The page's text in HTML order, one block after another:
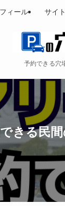
予約できる穴
ィール サイ
きる民